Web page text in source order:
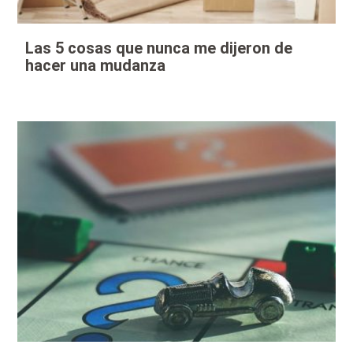
Las 5 cosas que nunca me dijeron de
hacer una mudanza